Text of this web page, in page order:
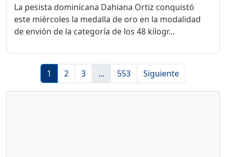
La pesista dominicana Dahiana Ortiz conquistó
este miércoles la medalla de oro en la modalidad
de envión de la categoría de los 48 kilogr...
1 2 3 ... 553 Siguiente